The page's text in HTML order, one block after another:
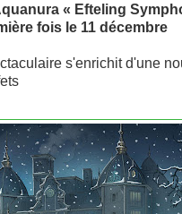
« Efteling
fois le 11 décembre
s'enrichit d'une